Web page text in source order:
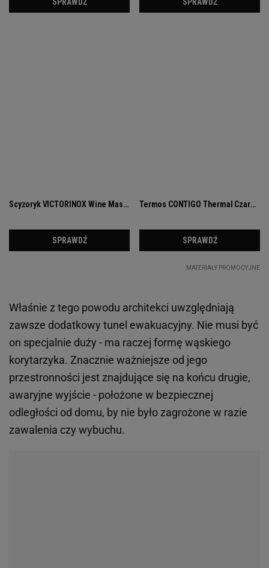
Właśnie z tego powodu architekci uwzględniają
zawsze dodatkowy tunel ewakuacyjny. Nie musi być
on specjalnie duży - ma raczej formę wąskiego
korytarzyka. Znacznie ważniejsze od jego
przestronności jest znajdujące się na końcu drugie,
awaryjne wyjście - położone w bezpiecznej
odległości od domu, by nie było zagrożone w razie
zawalenia czy wybuchu.